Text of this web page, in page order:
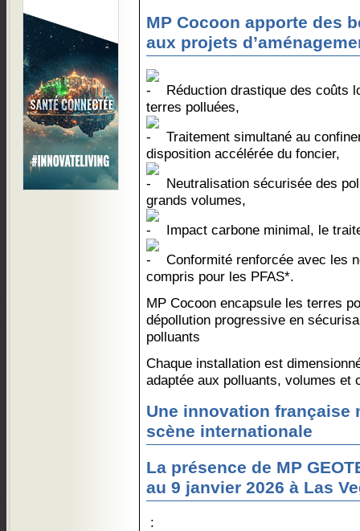
MP Cocoon apporte des
aux projets
Réduction drastique des coûts
terres polluées,
Traitement simultané au
disposition accélérée du foncier,
Neutralisation sécurisée des
grands volumes,
Impact carbone minimal, le
Conformité renforcée avec les
compris pour les PFAS*.
MP Cocoon encapsule les terres
dépollution progressive en
polluants
Chaque installation est
adaptée aux polluants, volumes et
Une innovation française
scène internationale
La présence de MP
au 9 janvier 2026 à Las
: